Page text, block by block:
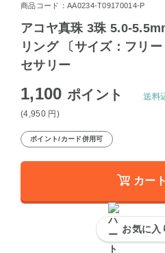
商品コード：AA0234-T09170014-P
アコヤ真珠 3珠 5.0-
リング 〔サイズ：フリ
セサリー
1,100 ポイント
(4,950 円 )
送料
ポイント/カード併用可
カー
お気に入